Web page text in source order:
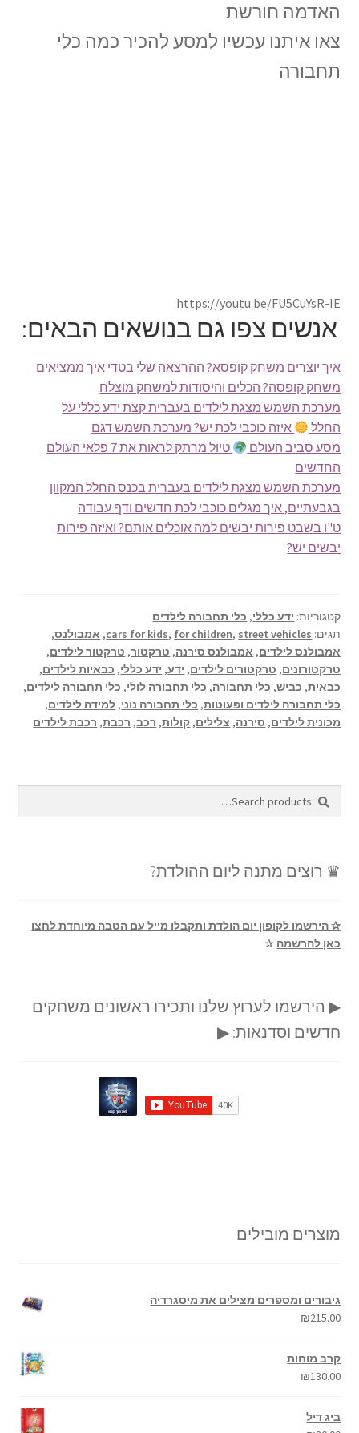
האדמה חורשת
צאו איתנו עכשיו למסע להכיר כמה כלי
תחבורה
https://youtu.be/FU5CuYsR-IE
אנשים צפו גם בנושאים הבאים:
איך יוצרים משחק קופסא? ההרצאה שלי בטדי איך ממציאים
משחק קופסה? הכלים והיסודות למשחק מוצלח
מערכת השמש מצגת לילדים בעברית קצת ידע כללי על
החלל
איזה כוכבי לכת יש? מערכת השמש דגם
מסע סביב העולם
טיול מרתק לראות את 7 פלאי העולם
החדשים
מערכת השמש מצגת לילדים בעברית בכנס החלל המקוון
בגבעתיים, איך מגלים כוכבי לכת חדשים ודף עבודה
ט"ו בשבט פירות יבשים למה אוכלים אותם? ואיזה פירות
יבשים יש?
קטגוריות: ידע כללי, כלי תחבורה לילדים
תגים:
cars for kids, for children, street vehicles
, אמבולנס,
אמבולנס לילדים, אמבולנס סירנה, טרקטור, טרקטור לילדים,
טרקטורונים, טרקטורים לילדים, ידע, ידע כללי, כבאיות לילדים,
כבאית, כביש, כלי תחבורה, כלי תחבורה לולי, כלי תחבורה לילדים,
כלי תחבורה לילדים ופעוטות, כלי תחבורה נוני, למידה לילדים,
מכונית לילדים, סירנה, צלילים, קולות, רכב, רכבת, רכבת לילדים
Search
for:
Search
♛ רוצים מתנה ליום ההולדת?
✰ הירשמו לקופון יום הולדת ותקבלו מייל עם הטבה מיוחדת לחצו
כאן להרשמה ✰
▶ הירשמו לערוץ שלנו ותכירו ראשונים משחקים
חדשים וסדנאות: ▶
מוצרים מובילים
גיבורים ומספרים מצילים את מיסגרדיה
₪215.00
קרב מוחות
₪130.00
ביג דיל